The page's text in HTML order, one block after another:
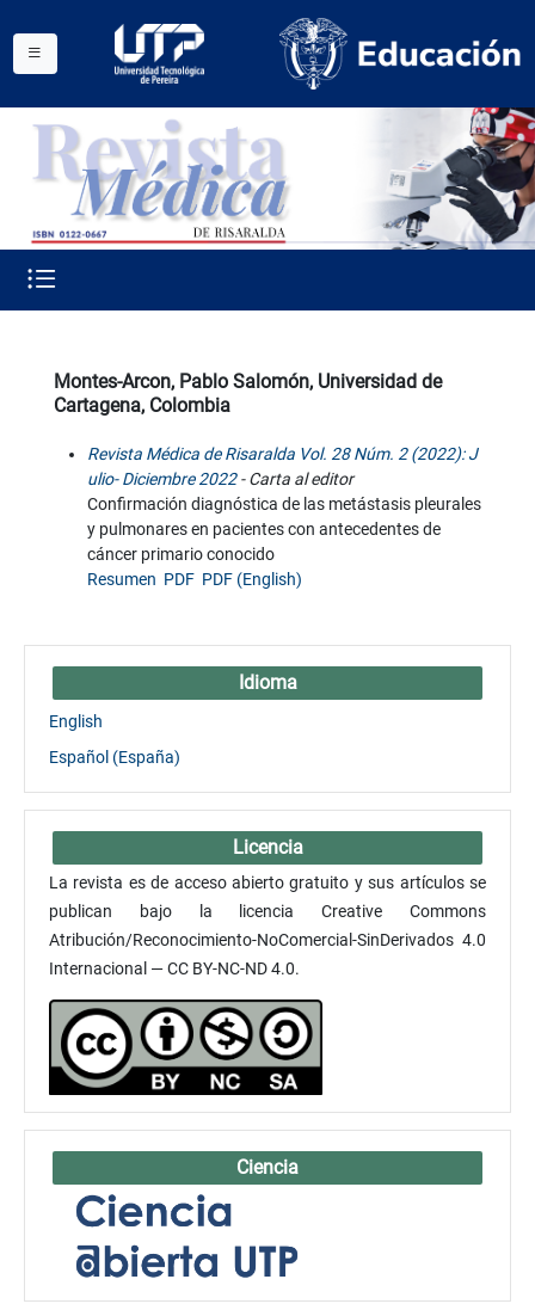
Montes-Arcon, Pablo Salomón, Universidad de
Cartagena, Colombia
Revista Médica de Risaralda Vol. 28 Núm. 2 (2022): J
ulio- Diciembre 2022- Carta al editor
Confirmación diagnóstica de las metástasis pleurales
y pulmonares en pacientes con antecedentes de
cáncer primario conocido
Resumen PDF PDF (English)
Idioma
English
Español (España)
Licencia
La revista es de acceso abierto gratuito y sus artículos se
publican bajo la licencia Creative Commons
Atribución/Reconocimiento-NoComercial-SinDerivados 4.0
Internacional — CC BY-NC-ND 4.0.
Ciencia